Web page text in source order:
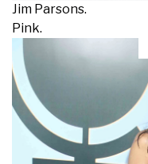
Jim Parsons.
Pink.